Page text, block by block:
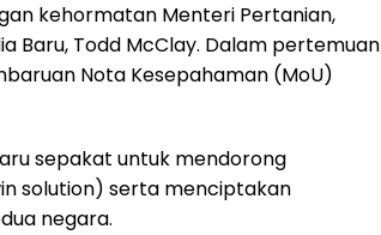
kehormatan Menteri Pertanian,
Baru, Todd McClay. Dalam pertemuan
Nota Kesepahaman (MoU)
sepakat untuk mendorong
solution) serta menciptakan
negara.